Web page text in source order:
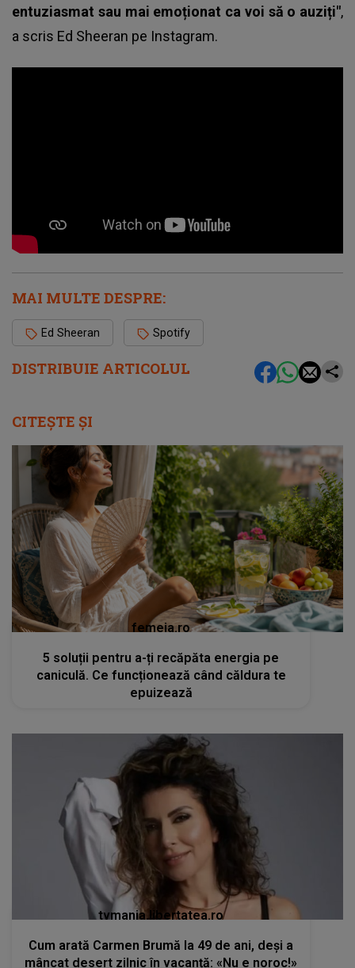
DISTRIBUIE ARTICOLUL
entuziasmat sau mai emoționat ca voi să o auziți",
a scris Ed Sheeran pe Instagram.
MAI MULTE DESPRE:
Ed Sheeran Spotify
CITEȘTE ȘI
femeia.ro
5 soluții pentru a-ți recăpăta energia pe
caniculă. Ce funcționează când căldura te
epuizează
tvmania.libertatea.ro
Cum arată Carmen Brumă la 49 de ani, deși a
mâncat desert zilnic în vacanță: «Nu e noroc!»